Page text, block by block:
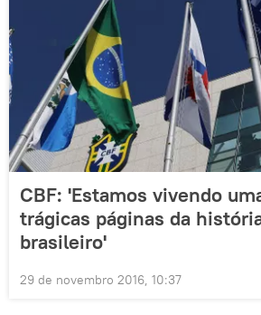
CBF: 'Estamos vivendo
trágicas páginas da
brasileiro'
29 de novembro 2016, 10:37